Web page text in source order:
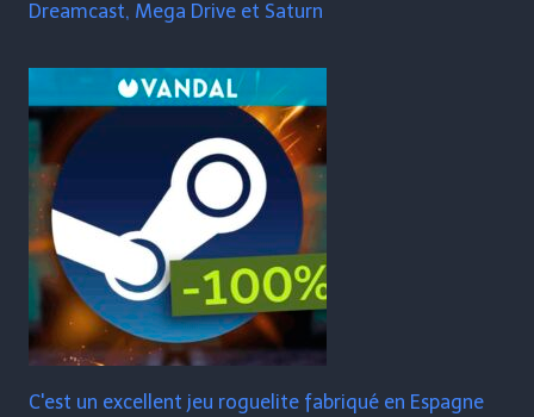
Dreamcast, Mega Drive et Saturn
C'est un excellent jeu roguelite fabriqué en Espagne